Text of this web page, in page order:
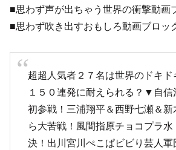
■思わず声が出ちゃう世界の衝撃動
■思わず吹き出すおもしろ動画ブロ
超超人気者２７名は世界のドキ
１５０連発に耐えられる？▼自
初参戦！三浦翔平＆西野七瀬＆
ら大苦戦！風間指原チョコプラ
決！出川宮川ぺこぱビビり芸人